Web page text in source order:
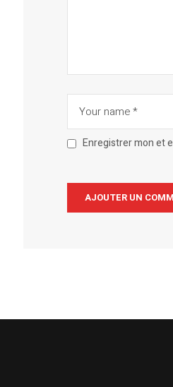
Enregistrer mon et